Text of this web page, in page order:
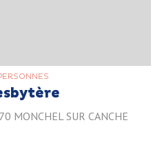
MONCHEL SUR CANCHE